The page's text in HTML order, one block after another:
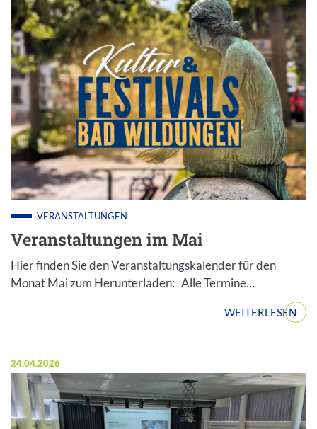
Veranstaltungen im Mai
VERANSTALTUNGEN
Hier finden Sie den Veranstaltungskalender für den
Monat Mai zum Herunterladen: Alle Termine…
WEITERLESEN
Veröffentlicht am:
24.04.2026